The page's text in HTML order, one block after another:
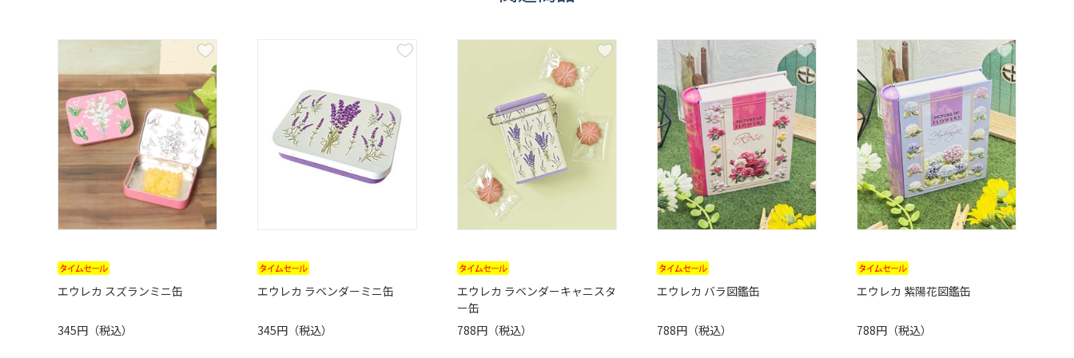
エウレカ スズランミニ缶
345円（税込）
エウレカ ラベンダーミニ缶
345円（税込）
エウレカ ラベンダーキャニスタ
ー缶
788円（税込）
エウレカ バラ図鑑缶
788円（税込）
エウレカ 紫陽花図鑑缶
788円（税込）